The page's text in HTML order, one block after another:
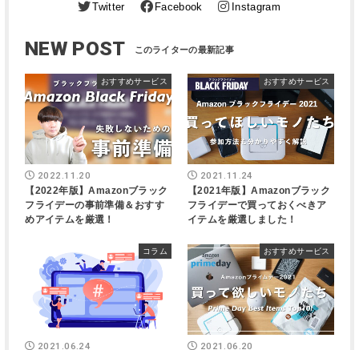
Twitter Facebook Instagram
NEW POST
おすすめサービス
2022.11.20
【2022年版】Amazonブラック
フライデーの事前準備＆おすす
めアイテムを厳選！
おすすめサービス
2021.11.24
【2021年版】Amazonブラック
フライデーで買っておくべきア
イテムを厳選しました！
コラム
2021.06.24
おすすめサービス
2021.06.20